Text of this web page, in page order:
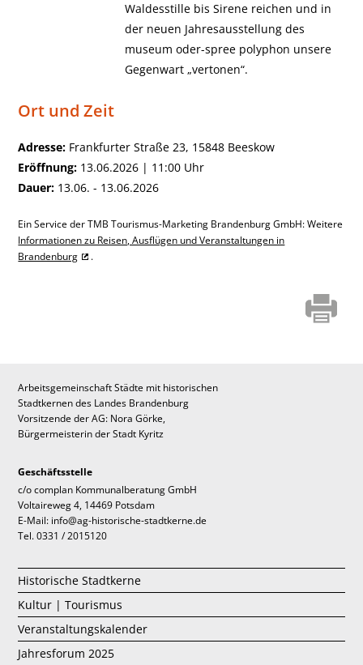
Waldesstille bis Sirene reichen und in
der neuen Jahresausstellung des
museum oder-spree polyphon unsere
Gegenwart „vertonen“.
Ort und Zeit
Adresse: Frankfurter Straße 23, 15848 Beeskow
Eröffnung: 13.06.2026 | 11:00 Uhr
Dauer: 13.06. - 13.06.2026
Ein Service der TMB Tourismus-Marketing Brandenburg GmbH: Weitere
Informationen zu Reisen, Ausflügen und Veranstaltungen in
Brandenburg
.
Arbeitsgemeinschaft Städte mit historischen
Stadtkernen des Landes Brandenburg
Vorsitzende der AG: Nora Görke,
Bürgermeisterin der Stadt Kyritz
Geschäftsstelle
c/o complan Kommunalberatung GmbH
Voltaireweg 4, 14469 Potsdam
E-Mail: info@ag-historische-stadtkerne.de
Tel. 0331 / 2015120
Historische Stadtkerne
Kultur | Tourismus
Veranstaltungskalender
Jahresforum 2025